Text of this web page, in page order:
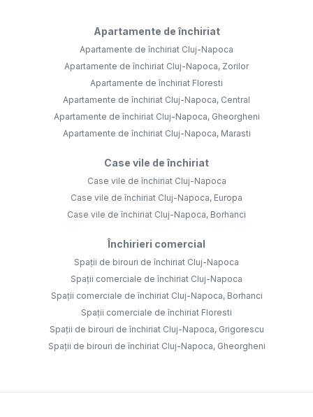
Apartamente de închiriat
Apartamente de închiriat Cluj-Napoca
Apartamente de închiriat Cluj-Napoca, Zorilor
Apartamente de închiriat Floresti
Apartamente de închiriat Cluj-Napoca, Central
Apartamente de închiriat Cluj-Napoca, Gheorgheni
Apartamente de închiriat Cluj-Napoca, Marasti
Case vile de închiriat
Case vile de închiriat Cluj-Napoca
Case vile de închiriat Cluj-Napoca, Europa
Case vile de închiriat Cluj-Napoca, Borhanci
Închirieri comercial
Spații de birouri de închiriat Cluj-Napoca
Spații comerciale de închiriat Cluj-Napoca
Spații comerciale de închiriat Cluj-Napoca, Borhanci
Spații comerciale de închiriat Floresti
Spații de birouri de închiriat Cluj-Napoca, Grigorescu
Spații de birouri de închiriat Cluj-Napoca, Gheorgheni